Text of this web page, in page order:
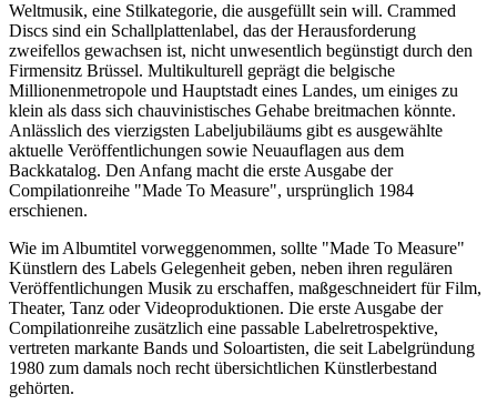
Weltmusik, eine Stilkategorie, die ausgefüllt sein will. Crammed
Discs sind ein Schallplattenlabel, das der Herausforderung
zweifellos gewachsen ist, nicht unwesentlich begünstigt durch den
Firmensitz Brüssel. Multikulturell geprägt die belgische
Millionenmetropole und Hauptstadt eines Landes, um einiges zu
klein als dass sich chauvinistisches Gehabe breitmachen könnte.
Anlässlich des vierzigsten Labeljubiläums gibt es ausgewählte
aktuelle Veröffentlichungen sowie Neuauflagen aus dem
Backkatalog. Den Anfang macht die erste Ausgabe der
Compilationreihe "Made To Measure", ursprünglich 1984
erschienen.
Wie im Albumtitel vorweggenommen, sollte "Made To Measure"
Künstlern des Labels Gelegenheit geben, neben ihren regulären
Veröffentlichungen Musik zu erschaffen, maßgeschneidert für Film,
Theater, Tanz oder Videoproduktionen. Die erste Ausgabe der
Compilationreihe zusätzlich eine passable Labelretrospektive,
vertreten markante Bands und Soloartisten, die seit Labelgründung
1980 zum damals noch recht übersichtlichen Künstlerbestand
gehörten.